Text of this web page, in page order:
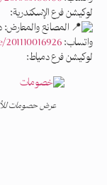
لوكيشن فرع الإسكندرية:
المصانع والمعارض:
واتساب:
لوكيشن فرع دمياط:
عرض حصومات